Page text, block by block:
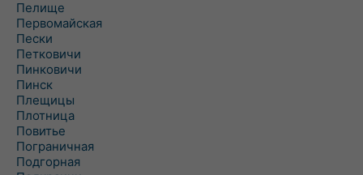
Пелище
Первомайская
Пески
Петковичи
Пинковичи
Пинск
Плещицы
Плотница
Повитье
Пограничная
Подгорная